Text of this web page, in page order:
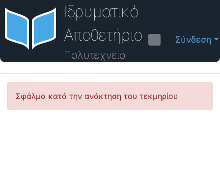
Ιδρυματικό
Αποθετήριο
Πολυτεχνείο
Κρήτης
Σύνδεση
Οδηγός Βοήθειας
Σφάλμα κατά την ανάκτηση του τεκμηρίου